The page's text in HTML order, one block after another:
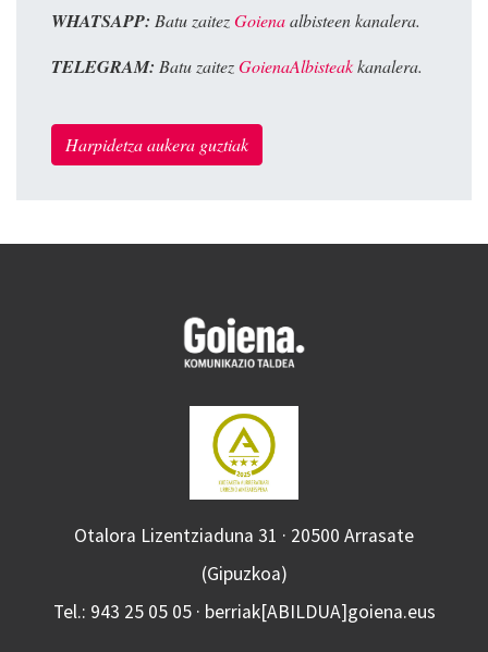
WHATSAPP: Batu zaitezGoienaalbisteen kanalera.
TELEGRAM: Batu zaitezGoienaAlbisteakkanalera.
Harpidetza aukera guztiak
Otalora Lizentziaduna 31 · 20500 Arrasate
(Gipuzkoa)
Tel.: 943 25 05 05 · berriak[ABILDUA]goiena.eus